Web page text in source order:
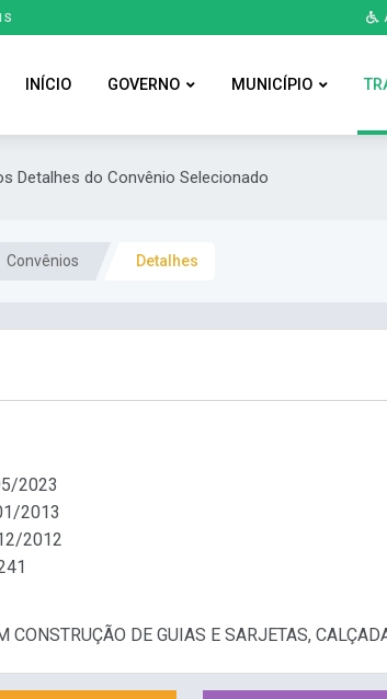
INÍCIO GOVERNO MUNICÍPIO
Detalhes do Convênio Selecionado
Convênios Detalhes
2023
2013
2012
CONSTRUÇÃO DE GUIAS E SARJETAS,